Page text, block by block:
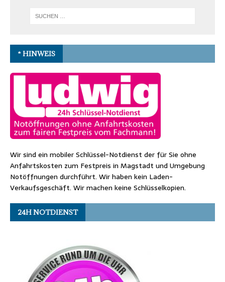
* HINWEIS
Wir sind ein mobiler Schlüssel-Notdienst der für Sie ohne
Anfahrtskosten zum Festpreis in Magstadt und Umgebung
Notöffnungen durchführt. Wir haben kein Laden-
Verkaufsgeschäft. Wir machen keine Schlüsselkopien.
24H NOTDIENST